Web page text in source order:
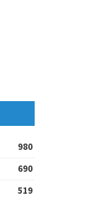
980
690
519